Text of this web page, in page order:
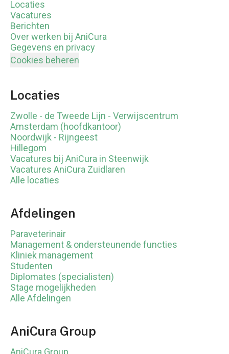
Locaties
Vacatures
Berichten
Over werken bij AniCura
Gegevens en privacy
Cookies beheren
Locaties
Zwolle - de Tweede Lijn - Verwijscentrum
Amsterdam (hoofdkantoor)
Noordwijk - Rijngeest
Hillegom
Vacatures bij AniCura in Steenwijk
Vacatures AniCura Zuidlaren
Alle locaties
Afdelingen
Paraveterinair
Management & ondersteunende functies
Kliniek management
Studenten
Diplomates (specialisten)
Stage mogelijkheden
Alle Afdelingen
AniCura Group
AniCura Group